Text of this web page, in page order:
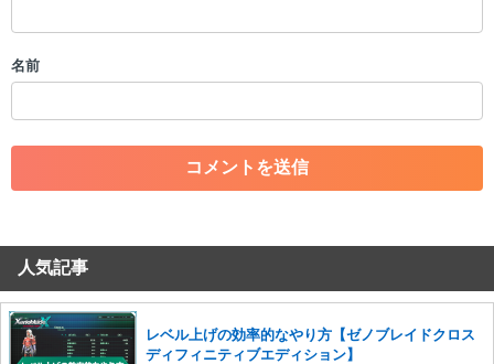
・一度削除された投稿を再び投稿すること
・アカウントの売買など金銭が絡む内容の投稿
・各ゲームのネタバレを含む内容の投稿
・その他、管理者が不適切と判断した投稿
コメントの削除を申請する
せていただきます。ご了承ください。
※一度削除したコメントは復元ができませんのでご注意くだ
さい。
名前
人気記事
レベル上げの効率的なやり方【ゼノブレイドクロス
ディフィニティブエディション】